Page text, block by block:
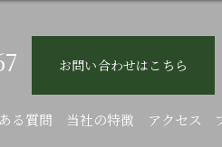
お問い合わせはこちら
る質問 当社の特徴 アクセス